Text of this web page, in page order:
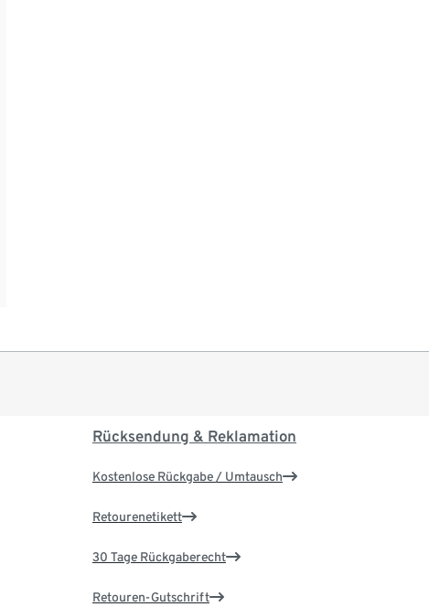
Rücksendung & Reklamation
Kostenlose Rückgabe / Umtausch
Retourenetikett
30 Tage Rückgaberecht
Retouren-Gutschrift